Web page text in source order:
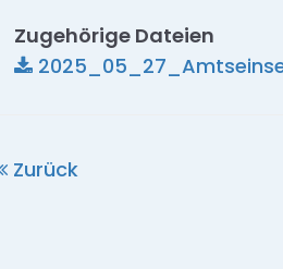
Zugehörige Dateien
Zurück